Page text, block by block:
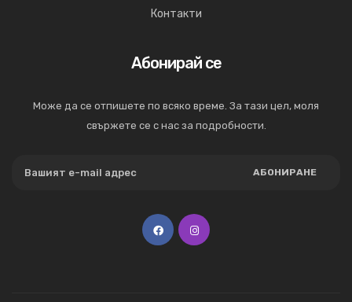
Контакти
Абонирай се
Може да се отпишете по всяко време. За тази цел, моля
свържете се с нас за подробности.
АБОНИРАНЕ